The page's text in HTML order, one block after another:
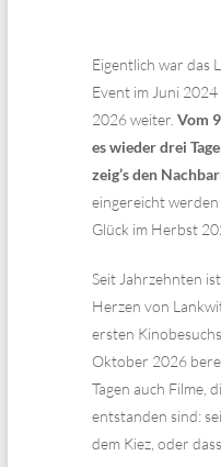
Eigentlich war das
Event im Juni
2026 weiter. Vom
es wieder drei
zeig’s den
eingereicht
Glück im Herbst
Seit Jahrzehnten
Herzen von
ersten
Oktober 2026
Tagen auch Filme,
entstanden sind:
dem Kiez, oder